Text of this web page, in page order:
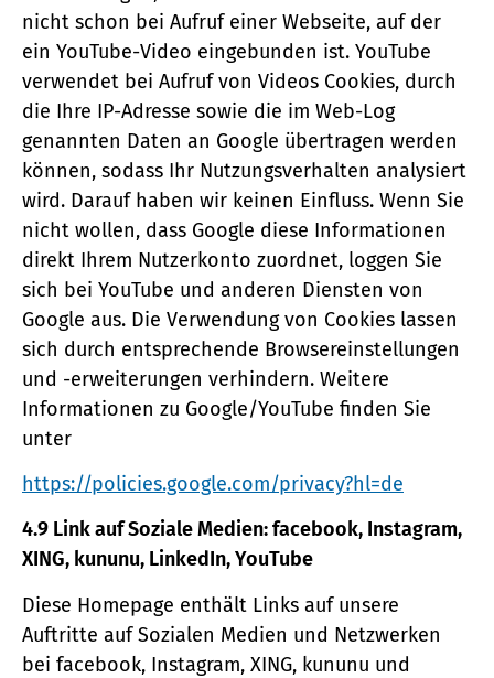
nicht schon bei Aufruf einer Webseite, auf der
ein YouTube-Video eingebunden ist. YouTube
verwendet bei Aufruf von Videos Cookies, durch
die Ihre IP-Adresse sowie die im Web-Log
genannten Daten an Google übertragen werden
können, sodass Ihr Nutzungsverhalten analysiert
wird. Darauf haben wir keinen Einfluss. Wenn Sie
nicht wollen, dass Google diese Informationen
direkt Ihrem Nutzerkonto zuordnet, loggen Sie
sich bei YouTube und anderen Diensten von
Google aus. Die Verwendung von Cookies lassen
sich durch entsprechende Browsereinstellungen
und -erweiterungen verhindern. Weitere
Informationen zu Google/YouTube finden Sie
unter
https://policies.google.com/privacy?hl=de
4.9 Link auf Soziale Medien: facebook, Instagram,
XING, kununu, LinkedIn, YouTube
Diese Homepage enthält Links auf unsere
Auftritte auf Sozialen Medien und Netzwerken
bei facebook, Instagram, XING, kununu und